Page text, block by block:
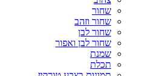
שחור
שחור וזהב
שחור לבן
שחור לבן ואפור
שמנת
תכלת